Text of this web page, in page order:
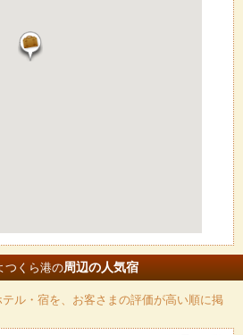
くら港の周辺の人気宿
テル・宿を、お客さまの評価が高い順に掲